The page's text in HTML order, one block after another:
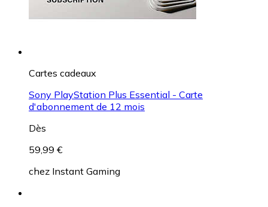
Cartes cadeaux
Sony PlayStation Plus Essential - Carte
d'abonnement de 12 mois
Dès
59,99 €
chez Instant Gaming